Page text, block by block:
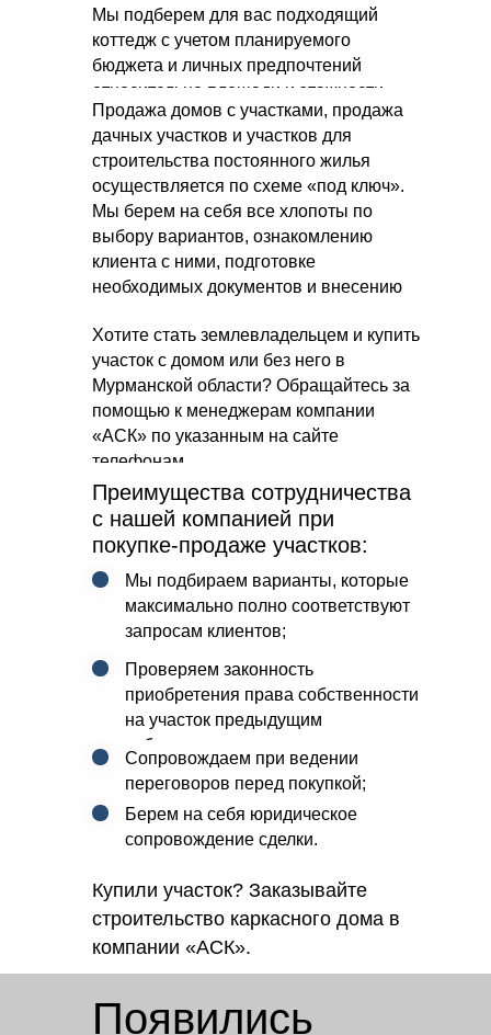
Мы подберем для вас подходящий
коттедж с учетом планируемого
бюджета и личных предпочтений
относительно площади и этажности.
Продажа домов с участками, продажа
дачных участков и участков для
строительства постоянного жилья
осуществляется по схеме «под ключ».
Мы берем на себя все хлопоты по
выбору вариантов, ознакомлению
клиента с ними, подготовке
необходимых документов и внесению
собственности в учеты.
Хотите стать землевладельцем и купить
участок с домом или без него в
Мурманской области? Обращайтесь за
помощью к менеджерам компании
«АСК» по указанным на сайте
телефонам.
Преимущества сотрудничества
с нашей компанией при
покупке-продаже участков:
Мы подбираем варианты, которые
максимально полно соответствуют
запросам клиентов;
Проверяем законность
приобретения права собственности
на участок предыдущим
собственником;
Сопровождаем при ведении
переговоров перед покупкой;
Берем на себя юридическое
сопровождение сделки.
Купили участок? Заказывайте
строительство каркасного дома в
компании «АСК».
Появились